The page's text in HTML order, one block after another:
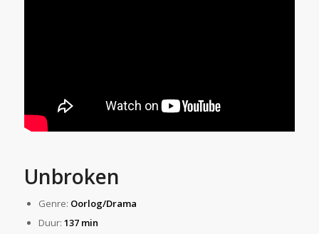
Unbroken
Genre: Oorlog/Drama
Duur: 137 min